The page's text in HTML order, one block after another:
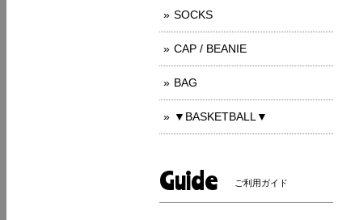
SOCKS
CAP / BEANIE
BAG
▼BASKETBALL▼
Guide ご利用ガイド